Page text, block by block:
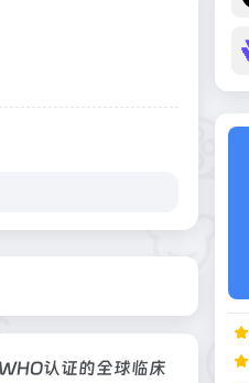
认证的全球临床